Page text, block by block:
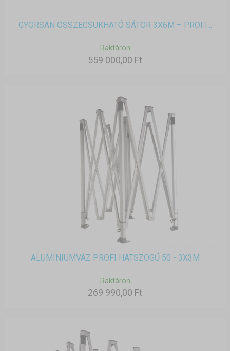
GYORSAN ÖSSZECSUKHATÓ SÁTOR 3X6M – PROFI...
Raktáron
559 000,00 Ft
ALUMÍNIUMVÁZ PROFI HATSZÖGŰ 50 - 3X3M
Raktáron
269 990,00 Ft